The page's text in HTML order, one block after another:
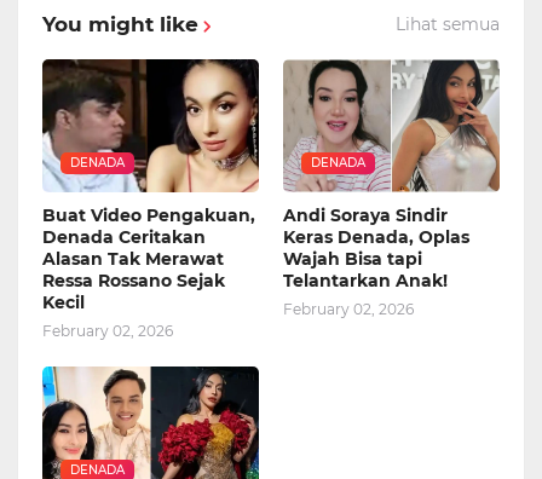
You might like Lihat semua
DENADA
Buat Video Pengakuan,
Denada Ceritakan
Alasan Tak Merawat
Ressa Rossano Sejak
Kecil
February 02, 2026
DENADA
Andi Soraya Sindir
Keras Denada, Oplas
Wajah Bisa tapi
Telantarkan Anak!
February 02, 2026
DENADA